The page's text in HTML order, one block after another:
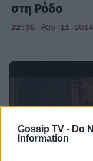
Gossip TV - Do
Information
στη Ρόδο
22:35 @26-11-2014